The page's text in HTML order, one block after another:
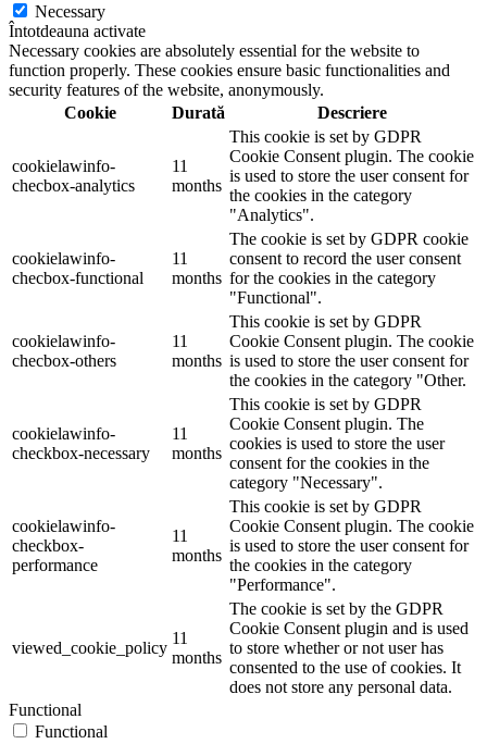
Necessary
Întotdeauna activate
Necessary cookies are absolutely essential for the website to
function properly. These cookies ensure basic functionalities and
security features of the website, anonymously.
Cookie
Durată Descriere
cookielawinfo-
checbox-analytics
11
months
This cookie is set by GDPR
Cookie Consent plugin. The cookie
is used to store the user consent for
the cookies in the category
"Analytics".
cookielawinfo-
checbox-functional
11
months
The cookie is set by GDPR cookie
consent to record the user consent
for the cookies in the category
"Functional".
cookielawinfo-
checbox-others
11
months
This cookie is set by GDPR
Cookie Consent plugin. The cookie
is used to store the user consent for
the cookies in the category "Other.
cookielawinfo-
checkbox-necessary
11
months
This cookie is set by GDPR
Cookie Consent plugin. The
cookies is used to store the user
consent for the cookies in the
category "Necessary".
cookielawinfo-
checkbox-
performance
11
months
This cookie is set by GDPR
Cookie Consent plugin. The cookie
is used to store the user consent for
the cookies in the category
"Performance".
viewed_cookie_policy
11
months
The cookie is set by the GDPR
Cookie Consent plugin and is used
to store whether or not user has
consented to the use of cookies. It
does not store any personal data.
Functional
Functional